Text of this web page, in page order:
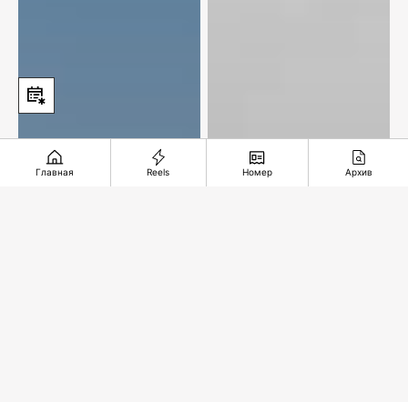
Главная Reels Номер Архив